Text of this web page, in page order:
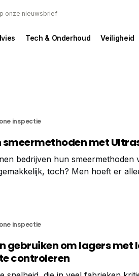
onze nieuwsbrief
Tech & Onderhoud Veiligheid
inspectie
met
bedrijven hun smeermethoden
toch? Men hoeft er
de juiste hoeveelheid en op het
inspectie
gebruiken om lagers met
controleren